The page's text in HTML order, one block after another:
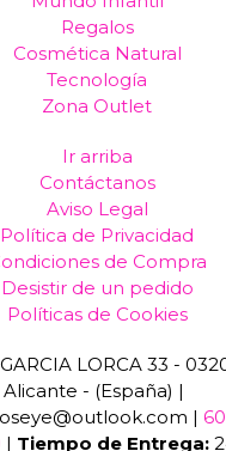
Regalos
Cosmética Natural
Tecnología
Zona Outlet
Ir arriba
Contáctanos
Aviso Legal
Política de Privacidad
de Compra
Desistir de un pedido
Políticas de Cookies
LORCA 33 -
Alicante - (España) |
|
| Tiempo de Entrega: